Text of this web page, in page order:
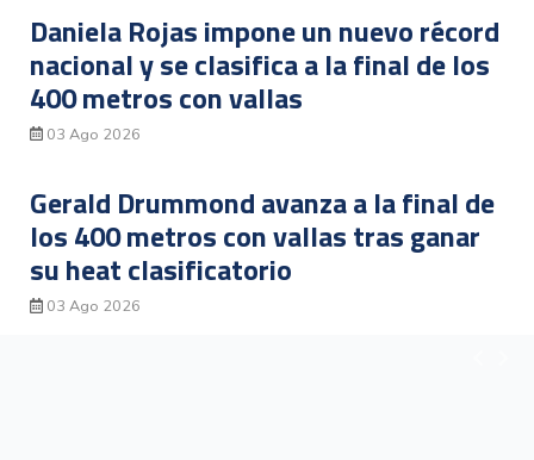
Daniela Rojas impone un nuevo récord
nacional y se clasifica a la final de los
400 metros con vallas
03 Ago 2026
Gerald Drummond avanza a la final de
los 400 metros con vallas tras ganar
su heat clasificatorio
03 Ago 2026